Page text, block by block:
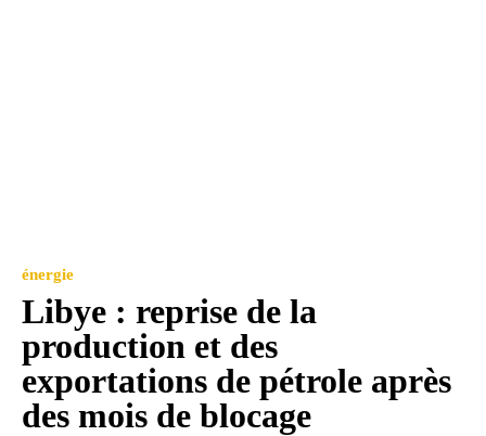
énergie
Libye : reprise de la
production et des
exportations de pétrole après
des mois de blocage